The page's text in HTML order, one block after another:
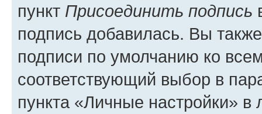
пункт Присоединить подпись
подпись добавилась. Вы
подписи по умолчанию ко
соответствующий выбор в
пункта «Личные настройки»